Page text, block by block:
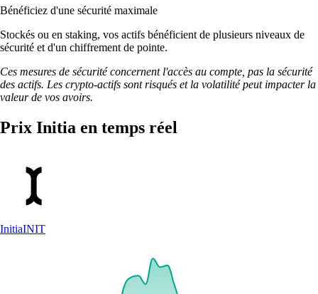
Bénéficiez d'une sécurité maximale
Stockés ou en staking, vos actifs bénéficient de plusieurs niveaux de
sécurité et d'un chiffrement de pointe.
Ces mesures de sécurité concernent l'accès au compte, pas la sécurité
des actifs. Les crypto-actifs sont risqués et la volatilité peut impacter la
valeur de vos avoirs.
Prix Initia en temps réel
InitiaINIT